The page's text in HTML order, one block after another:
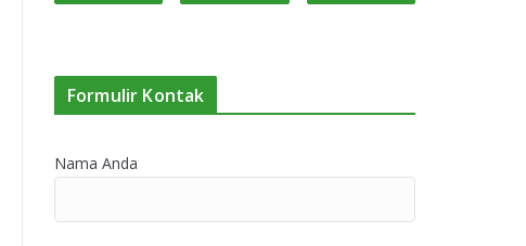
Formulir Kontak
Nama Anda